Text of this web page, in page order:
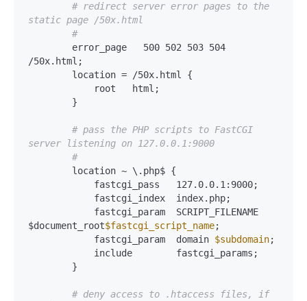
# redirect server error pages to the
static page /50x.html
#
/50x.html;
# pass the PHP scripts to FastCGI
server listening on 127.0.0.1:9000
#
$document_root$fastcgi_script_name;
            fastcgi_param  domain
$subdomain;
# deny access to .htaccess files, if